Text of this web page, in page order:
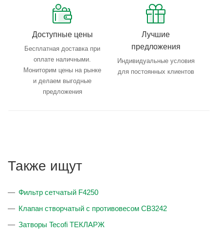
Доступные цены
Бесплатная доставка при
оплате наличными.
Мониторим цены на рынке
и делаем выгодные
предложения
Лучшие
предложения
Индивидуальные условия
для постоянных клиентов
Также ищут
Фильтр сетчатый F4250
Клапан створчатый с противовесом CB3242
Затворы Tecofi ТЕКЛАРЖ